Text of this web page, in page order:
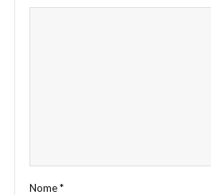
Nome*